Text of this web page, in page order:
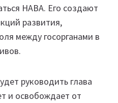
НАВА. Его создают
развития,
между госорганами в
руководить глава
и освобождает от